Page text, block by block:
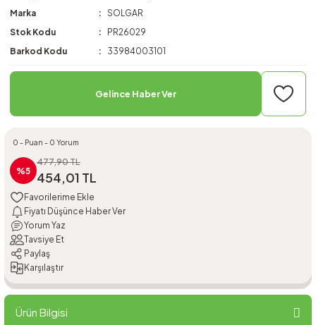
Marka
SOLGAR
Stok Kodu
PR26029
Barkod Kodu
33984003101
Gelince Haber Ver
0 - Puan - 0 Yorum
%5
477,90 TL
454,01 TL
Fiyatı Düşünce Haber Ver
Yorum Yaz
Tavsiye Et
Paylaş
Karşılaştır
Ürün Bilgisi